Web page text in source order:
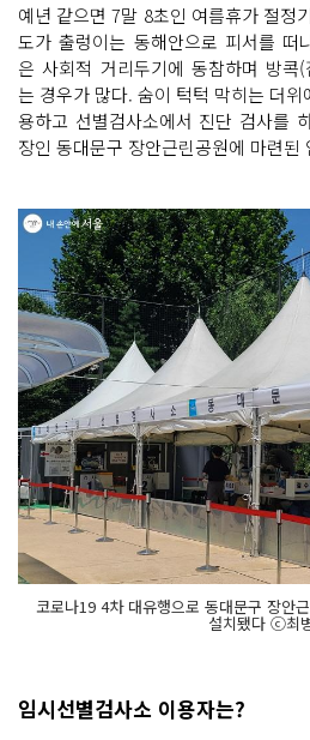
예년 같으면 7말 8초인 여름휴가 절정
도가 출렁이는 동해안으로 피서를 떠
은 사회적 거리두기에 동참하며 방콕
는 경우가 많다. 숨이 턱턱 막히는 더
용하고 선별검사소에서 진단 검사를
장인 동대문구 장안근린공원에 마련된
코로나19 4차 대유행으로 동대문구 장안
설치됐다 ⓒ최
임시선별검사소 이용자는?